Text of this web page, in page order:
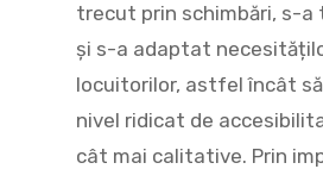
trecut prin schimbări, s-
și s-a adaptat
locuitorilor, astfel încât
nivel ridicat de
cât mai calitative. Prin